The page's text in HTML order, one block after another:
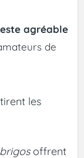
agréable
de
les
offrent